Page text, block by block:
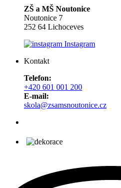
ZŠ a MŠ Noutonice
Noutonice 7
252 64 Lichoceves
Instagram
Kontakt
Telefon:
+420 601 001 200
E-mail:
skola@zsamsnoutonice.cz